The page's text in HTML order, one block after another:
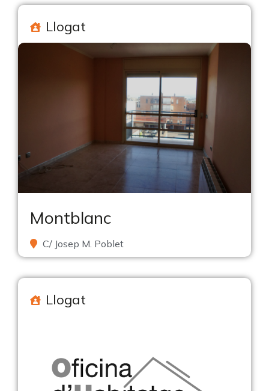
Llogat
Montblanc
C/ Josep M. Poblet
Llogat